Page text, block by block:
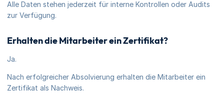
Alle Daten stehen jederzeit für interne Kontrollen oder Audits
zur Verfügung.
Erhalten die Mitarbeiter ein Zertifikat?
Ja.
Nach erfolgreicher Absolvierung erhalten die Mitarbeiter ein
Zertifikat als Nachweis.